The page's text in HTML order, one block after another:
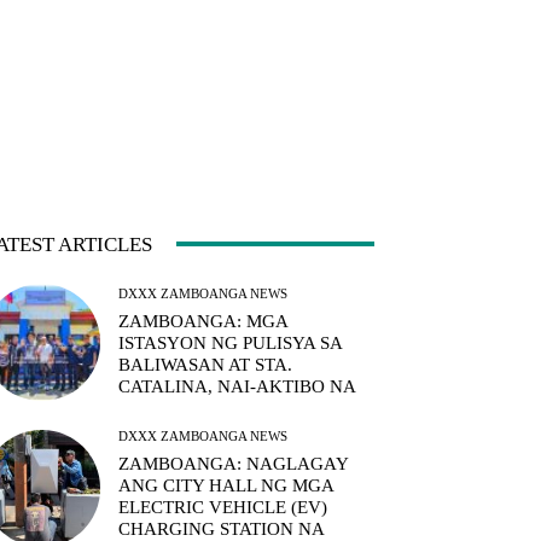
ARTICLES
DXXX ZAMBOANGA NEWS
ZAMBOANGA: MGA
ISTASYON NG PULISYA SA
BALIWASAN AT STA.
CATALINA, NAI-AKTIBO NA
DXXX ZAMBOANGA NEWS
ZAMBOANGA: NAGLAGAY
ANG CITY HALL NG MGA
ELECTRIC VEHICLE (EV)
CHARGING STATION NA